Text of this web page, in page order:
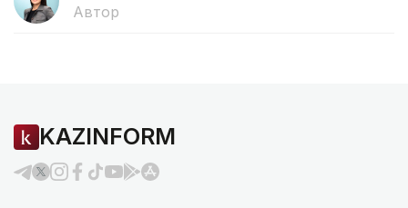
Автор
KAZINFORM